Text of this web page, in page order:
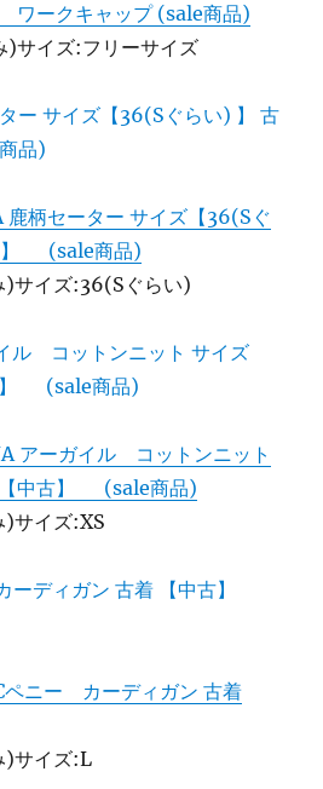
ワークキャップ (sale商品)
)サイズ:フリーサイズ
柄セーター サイズ【36(Sぐ
】 (sale商品)
)サイズ:36(Sぐらい)
アーガイル コットンニット
【中古】 (sale商品)
)サイズ:XS
ニー カーディガン 古着
)サイズ:L